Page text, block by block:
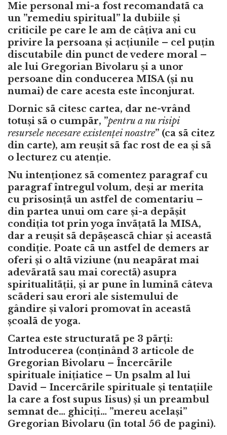
Mie personal mi-a fost recomandatã ca
un ”remediu spiritual” la dubiile și
criticile pe care le am de câțiva ani cu
privire la persoana și acțiunile – cel puțin
discutabile din punct de vedere moral –
ale lui Gregorian Bivolaru și a unor
persoane din conducerea MISA (și nu
numai) de care acesta este înconjurat.
Dornic sã citesc cartea, dar ne-vrând
totuși sã o cumpãr, ”pentru a nu risipi
resursele necesare existenței noastre” (ca sã citez
din carte), am reușit sã fac rost de ea și sã
o lecturez cu atenție.
Nu intenționez sã comentez paragraf cu
paragraf întregul volum, deși ar merita
cu prisosințã un astfel de comentariu –
din partea unui om care și-a depãșit
condiția tot prin yoga învãțatã la MISA,
dar a reușit sã depãșeascã chiar și aceastã
condiție. Poate cã un astfel de demers ar
oferi și o altã viziune (nu neapãrat mai
adevãratã sau mai corectã) asupra
spiritualitãții, și ar pune în luminã câteva
scãderi sau erori ale sistemului de
gândire și valori promovat în aceastã
școalã de yoga.
Cartea este structuratã pe 3 pãrți:
Introducerea (conținând 3 articole de
Gregorian Bivolaru – Încercãrile
spirituale inițiatice – Un psalm al lui
David – Incercãrile spirituale și tentațiile
la care a fost supus Iisus) și un preambul
semnat de… ghiciți… ”mereu același”
Gregorian Bivolaru (în total 56 de pagini).